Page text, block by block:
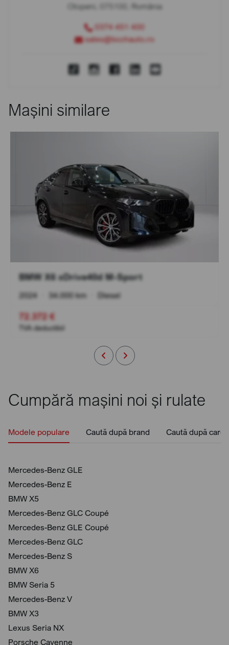
Otopeni, 075100, România
0374 451 400
sales@bcchauto.ro
Mașini similare
BMW X6 xDrive40d M-Sport
2024 34.000 km Diesel
72.372 €
TVA deductibil
Cumpără mașini noi și rulate
Modele populare Caută după brand Caută după
Mercedes-Benz GLE
Mercedes-Benz E
BMW X5
Mercedes-Benz GLC Coupé
Mercedes-Benz GLE Coupé
Mercedes-Benz GLC
Mercedes-Benz S
BMW X6
BMW Seria 5
Mercedes-Benz V
BMW X3
Lexus Seria NX
Porsche Cayenne